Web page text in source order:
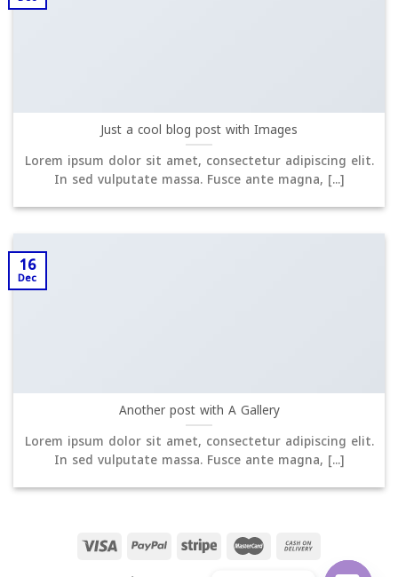
Just a cool blog post with Images
Lorem ipsum dolor sit amet, consectetur adipiscing elit.
In sed vulputate massa. Fusce ante magna, [...]
Another post with A Gallery
Lorem ipsum dolor sit amet, consectetur adipiscing elit.
In sed vulputate massa. Fusce ante magna, [...]
16
Dec